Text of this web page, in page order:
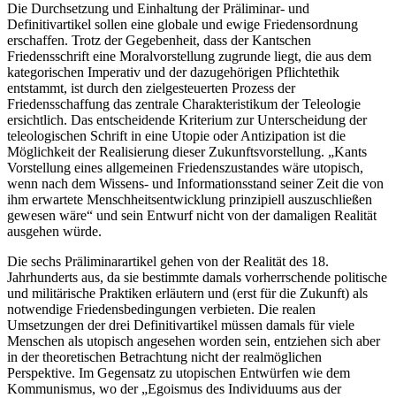
Die Durchsetzung und Einhaltung der Präliminar- und
Definitivartikel sollen eine globale und ewige Friedensordnung
erschaffen. Trotz der Gegebenheit, dass der Kantschen
Friedensschrift eine Moralvorstellung zugrunde liegt, die aus dem
kategorischen Imperativ und der dazugehörigen Pflichtethik
entstammt, ist durch den zielgesteuerten Prozess der
Friedensschaffung das zentrale Charakteristikum der Teleologie
ersichtlich. Das entscheidende Kriterium zur Unterscheidung der
teleologischen Schrift in eine Utopie oder Antizipation ist die
Möglichkeit der Realisierung dieser Zukunftsvorstellung. „Kants
Vorstellung eines allgemeinen Friedenszustandes wäre utopisch,
wenn nach dem Wissens- und Informationsstand seiner Zeit die von
ihm erwartete Menschheitsentwicklung prinzipiell auszuschließen
gewesen wäre“ und sein Entwurf nicht von der damaligen Realität
ausgehen würde.
Die sechs Präliminarartikel gehen von der Realität des 18.
Jahrhunderts aus, da sie bestimmte damals vorherrschende politische
und militärische Praktiken erläutern und (erst für die Zukunft) als
notwendige Friedensbedingungen verbieten. Die realen
Umsetzungen der drei Definitivartikel müssen damals für viele
Menschen als utopisch angesehen worden sein, entziehen sich aber
in der theoretischen Betrachtung nicht der realmöglichen
Perspektive. Im Gegensatz zu utopischen Entwürfen wie dem
Kommunismus, wo der „Egoismus des Individuums aus der